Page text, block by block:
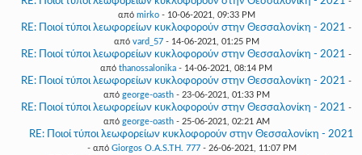
από mirko- 10-06-2021, 09:33 PM
RE: Ποιοί τύποι λεωφορείων κυκλοφορούν στην Θεσσαλονίκη - 2021 -
από vard_57- 14-06-2021, 01:25 PM
RE: Ποιοί τύποι λεωφορείων κυκλοφορούν στην Θεσσαλονίκη - 2021 -
από thanossalonika - 14-06-2021, 08:14 PM
RE: Ποιοί τύποι λεωφορείων κυκλοφορούν στην Θεσσαλονίκη - 2021 -
από george-oasth- 23-06-2021, 01:33 PM
RE: Ποιοί τύποι λεωφορείων κυκλοφορούν στην Θεσσαλονίκη - 2021 -
από george-oasth- 25-06-2021, 02:21 AM
RE: Ποιοί τύποι λεωφορείων κυκλοφορούν στην Θεσσαλονίκη - 2021
- από Giorgos O.A.S.TH. 777- 26-06-2021, 11:07 PM